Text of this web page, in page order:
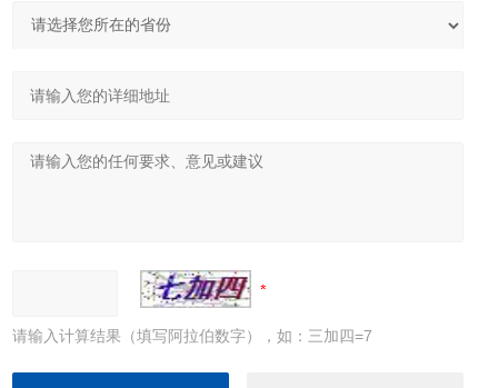
请输入计算结果（填写阿拉伯数字），如：三加四=7